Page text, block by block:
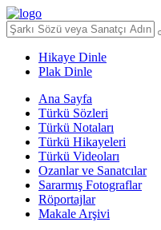
Hikaye Dinle
Plak Dinle
Ana Sayfa
Türkü Sözleri
Türkü Notaları
Türkü Hikayeleri
Türkü Videoları
Ozanlar ve Sanatcılar
Sararmış Fotograflar
Röportajlar
Makale Arşivi